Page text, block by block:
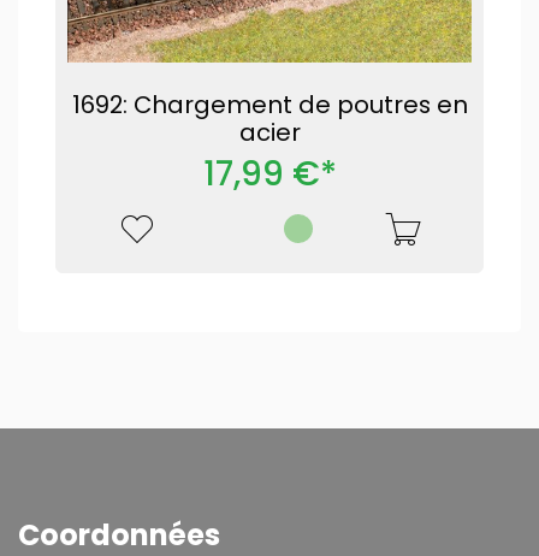
1692: Chargement de poutres en
acier
17,99 €*
Coordonnées